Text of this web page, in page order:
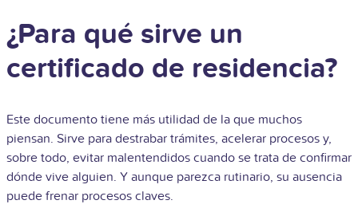
¿Para qué sirve un
certificado de residencia?
Este documento tiene más utilidad de la que muchos
piensan. Sirve para destrabar trámites, acelerar procesos y,
sobre todo, evitar malentendidos cuando se trata de confirmar
dónde vive alguien. Y aunque parezca rutinario, su ausencia
puede frenar procesos claves.